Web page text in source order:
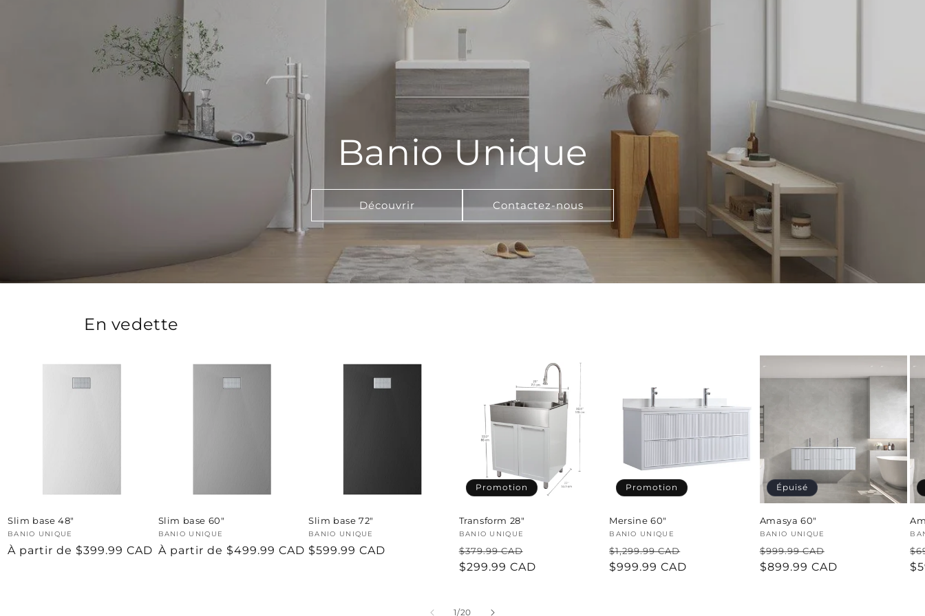
Banio Unique
Découvrir Contactez-nous
En vedette
Slim base 48"
Fournisseur :
BANIO UNIQUE
Prix
À partir de $399.99 CAD
Slim base 60"
Fournisseur :
BANIO UNIQUE
Prix
À partir de $499.99 CAD
Slim base 72"
Fournisseur :
BANIO UNIQUE
Prix
$599.99 CAD
Promotion
Transform 28"
Fournisseur :
BANIO UNIQUE
Prix
habituel
$379.99 CAD
promotionnel
$299.99 CAD
Promotion
Mersine 60"
Fournisseur :
BANIO UNIQUE
Prix
habituel
$1,299.99 CAD
promotionnel
$999.99 CAD
Épuisé
Amasya 60"
Fournisseur :
BANIO UNIQUE
Prix
habituel
$999.99 CAD
promotionnel
$899.99 CAD
1/de
20